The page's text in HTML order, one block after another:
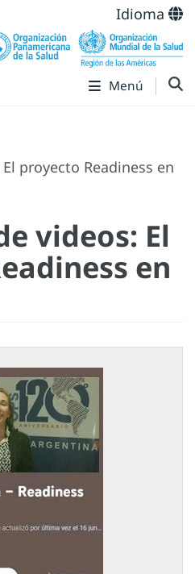
Idioma
Menú
proyecto Readiness en
videos: El
en